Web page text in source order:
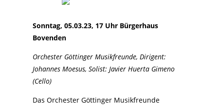
Sonntag, 05.03.23, 17 Uhr Bürgerhaus
Bovenden
Orchester Göttinger Musikfreunde, Dirigent:
Johannes Moesus, Solist: Javier Huerta Gimeno
(Cello)
Das Orchester Göttinger Musikfreunde